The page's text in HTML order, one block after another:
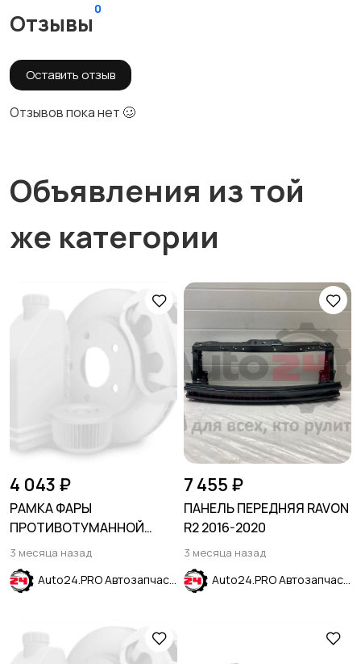
Отзывы
0
Оставить отзыв
Отзывов пока нет 🥴
Объявления из той
же категории
4 043 ₽
РАМКА ФАРЫ
ПРОТИВОТУМАННОЙ
ЛЕВАЯ HONDA ACCORD XI
2022-
3 месяца назад
Auto24.PRO Автозапчасти
7 455 ₽
ПАНЕЛЬ ПЕРЕДНЯЯ RAVON
R2 2016-2020
3 месяца назад
Auto24.PRO Автозапчасти